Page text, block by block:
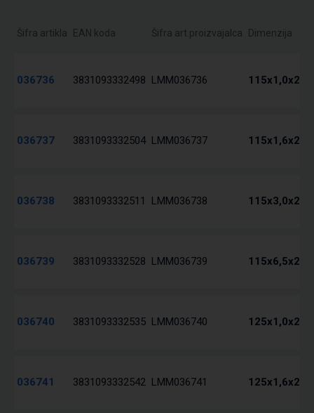
Šifra artikla EAN koda Šifra art.proizvajalca Dimenzija
036736 3831093332498 LMM036736 115x1,0x22
036737 3831093332504 LMM036737 115x1,6x22
036738 3831093332511 LMM036738 115x3,0x22
036739 3831093332528 LMM036739 115x6,5x22
036740 3831093332535 LMM036740 125x1,0x22
036741 3831093332542 LMM036741 125x1,6x22